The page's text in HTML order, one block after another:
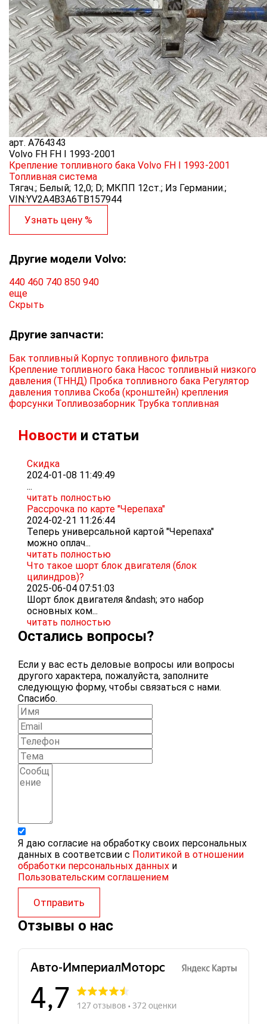
арт. A764343
Volvo FH FH I 1993-2001
Крепление топливного бака Volvo FH I 1993-2001
Топливная система
Тягач.; Белый; 12,0; D; МКПП 12ст.; Из Германии.;
VIN:YV2A4B3A6TB157944
Узнать цену %
Другие модели Volvo:
440 460 740 850 940
еще
Скрыть
Другие запчасти:
Бак топливный Корпус топливного фильтра
Крепление топливного бака Насос топливный низкого
давления (ТННД) Пробка топливного бака Регулятор
давления топлива Скоба (кронштейн) крепления
форсунки Топливозаборник Трубка топливная
Новости и статьи
Скидка
2024-01-08 11:49:49
...
читать полностью
Рассрочка по карте "Черепаха"
2024-02-21 11:26:44
Теперь универсальной картой "Черепаха"
можно оплач...
читать полностью
Что такое шорт блок двигателя (блок
цилиндров)?
2025-06-04 07:51:03
Шорт блок двигателя &ndash; это набор
основных ком...
читать полностью
Остались вопросы?
Если у вас есть деловые вопросы или вопросы
другого характера, пожалуйста, заполните
следующую форму, чтобы связаться с нами.
Спасибо.
Я даю согласие на обработку своих персональных
данных в соответсвии с Политикой в отношении
обработки персональных данных и
Пользовательским соглашением
Отправить
Отзывы о нас